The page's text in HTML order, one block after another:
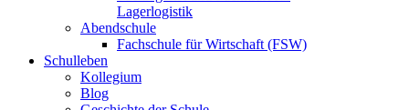
Lagerlogistik
Abendschule
Fachschule für Wirtschaft (FSW)
Schulleben
Kollegium
Blog